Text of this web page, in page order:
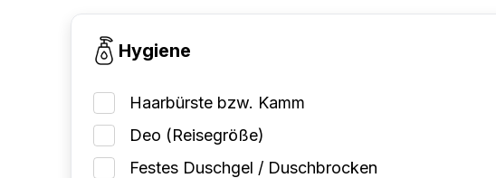
Hygiene
Haarbürste bzw. Kamm
Deo (Reisegröße)
Festes Duschgel / Duschbrocken